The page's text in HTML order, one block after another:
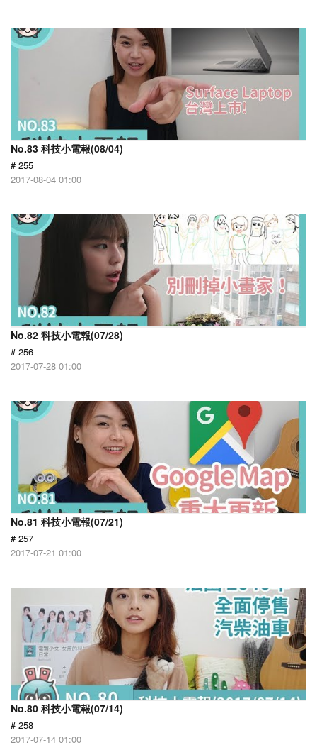
No.83 科技小電報(08/04)
# 255
2017-08-04 01:00
No.82 科技小電報(07/28)
# 256
2017-07-28 01:00
No.81 科技小電報(07/21)
# 257
2017-07-21 01:00
No.80 科技小電報(07/14)
# 258
2017-07-14 01:00